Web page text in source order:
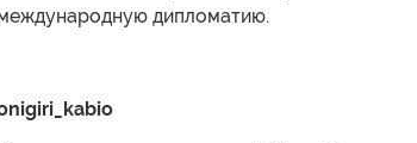
дипломатию.